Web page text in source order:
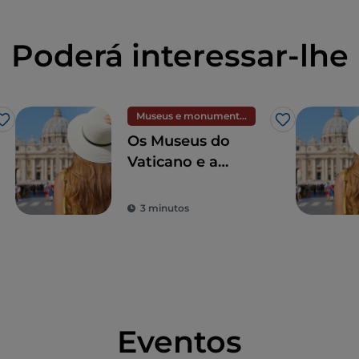
Poderá interessar-lhe
Gosto
Museus e monumentos
Gosto
Os Museus do
Vaticano e a
maravilhas
3 minutos
Eventos